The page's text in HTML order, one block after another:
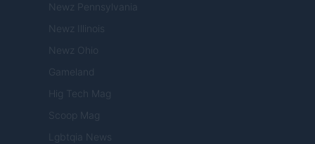
Newz Pennsylvania
Newz Illinois
Newz Ohio
Gameland
Hig Tech Mag
Scoop Mag
Lgbtqia News